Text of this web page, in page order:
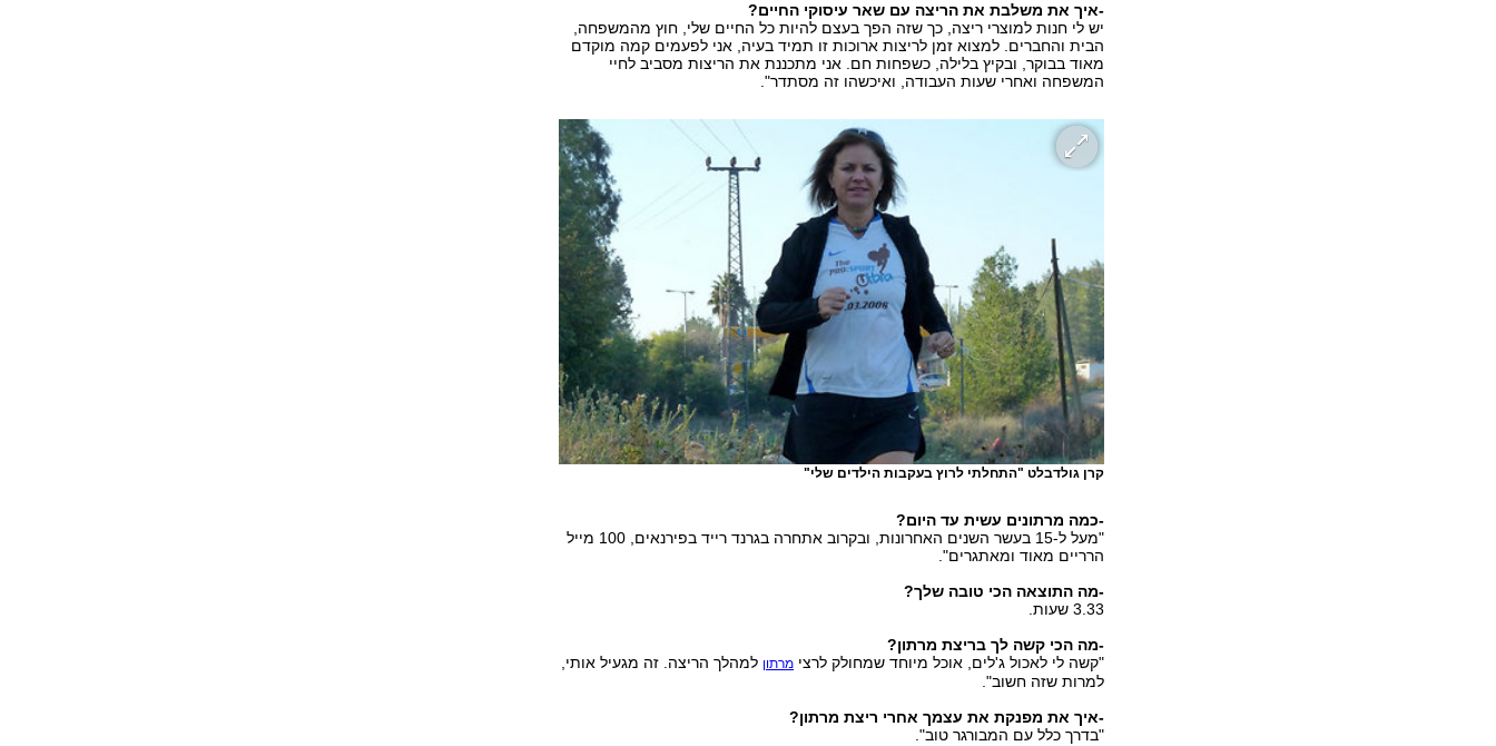
-איך את משלבת את הריצה עם שאר עיסוקי החיים?
יש לי חנות למוצרי ריצה, כך שזה הפך בעצם להיות כל החיים שלי, חוץ מהמשפחה,
הבית והחברים. למצוא זמן לריצות ארוכות זו תמיד בעיה, אני לפעמים קמה מוקדם
מאוד בבוקר, ובקיץ בלילה, כשפחות חם. אני מתכננת את הריצות מסביב לחיי
המשפחה ואחרי שעות העבודה, ואיכשהו זה מסתדר".
קרן גולדבלט "התחלתי לרוץ בעקבות הילדים שלי"
-כמה מרתונים עשית עד היום?
"מעל ל-15 בעשר השנים האחרונות, ובקרוב אתחרה בגרנד רייד בפירנאים, 100 מייל
הרריים מאוד ומאתגרים".
-מה התוצאה הכי טובה שלך?
3.33 שעות.
-מה הכי קשה לך בריצת מרתון?
"קשה לי לאכול ג'לים, אוכל מיוחד שמחולק לרצי מרתון למהלך הריצה. זה מגעיל אותי,
למרות שזה חשוב".
-איך את מפנקת את עצמך אחרי ריצת מרתון?
"בדרך כלל עם המבורגר טוב".